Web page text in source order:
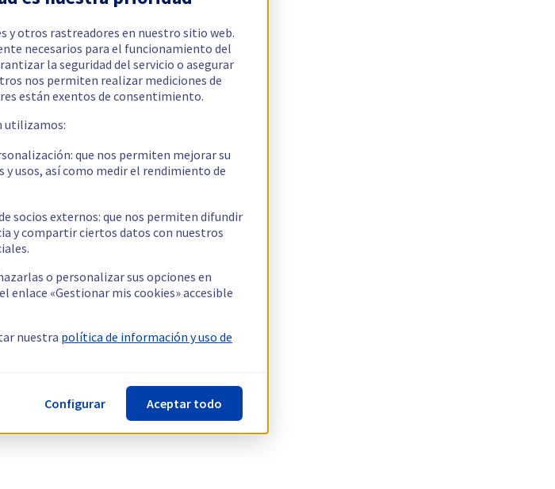
y otros rastreadores en nuestro sitio web.
necesarios para el funcionamiento del
la seguridad del servicio o asegurar
nos permiten realizar mediciones de
están exentos de consentimiento.
utilizamos:
que nos permiten mejorar su
y usos, así como medir el rendimiento de
socios externos: que nos permiten difundir
y compartir ciertos datos con nuestros
o personalizar sus opciones en
enlace «Gestionar mis cookies» accesible
nuestra política de información y uso de
Configurar Aceptar todo